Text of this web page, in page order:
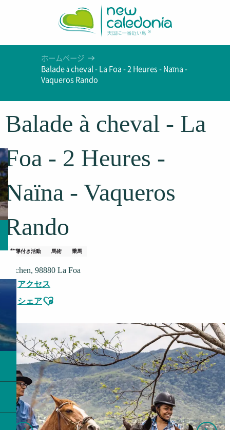
ホームページ
Balade à cheval - La Foa - 2 Heures - Naïna -
Vaqueros Rando
Balade à cheval - La
Foa - 2 Heures -
Naïna - Vaqueros
Rando
指導付き活動 馬術 乗馬
Taïchen, 98880 La Foa
アクセス
シェアAjouter aux favoris